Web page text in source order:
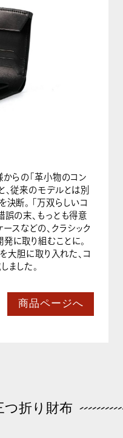
からの「革小物のコン
、従来のモデルとは別
断。 「万双らしいコ
誤の末、もっとも得意
スなどの、クラシック
に取り組むことに。
を大胆に取り入れた、コ
ました。
商品ページへ
つ折り財布